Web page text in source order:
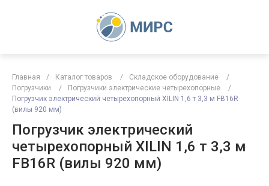
Главная / Каталог товаров / Складское оборудование
/
Погрузчики
/ Погрузчики электрические четырехопорные
/
Погрузчик электрический четырехопорный XILIN 1,6 т 3,3 м FB16R
(вилы 920 мм)
Погрузчик электрический
четырехопорный XILIN 1,6 т 3,3 м
FB16R (вилы 920 мм)